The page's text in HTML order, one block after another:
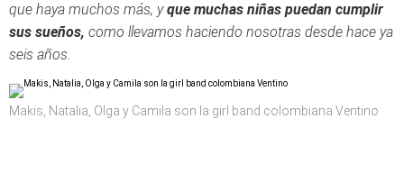
que haya muchos más, yque muchas niñas puedan cumplir
sus sueños, como llevamos haciendo nosotras desde hace ya
seis años.
Makis, Natalia, Olga y Camila son la girl band colombiana Ventino